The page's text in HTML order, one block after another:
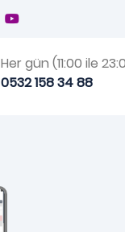
Her gün (11:00 ile
0532 158 34 88